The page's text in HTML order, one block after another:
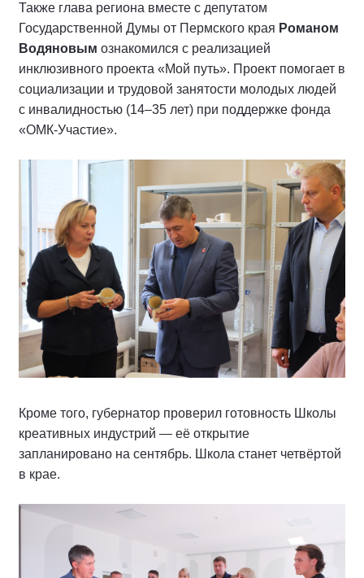
Также глава региона вместе с депутатом
Государственной Думы от Пермского края Романом
Водяновым ознакомился с реализацией
инклюзивного проекта «Мой путь». Проект помогает в
социализации и трудовой занятости молодых людей
с инвалидностью (14–35 лет) при поддержке фонда
«ОМК-Участие».
Кроме того, губернатор проверил готовность Школы
креативных индустрий — её открытие
запланировано на сентябрь. Школа станет четвёртой
в крае.